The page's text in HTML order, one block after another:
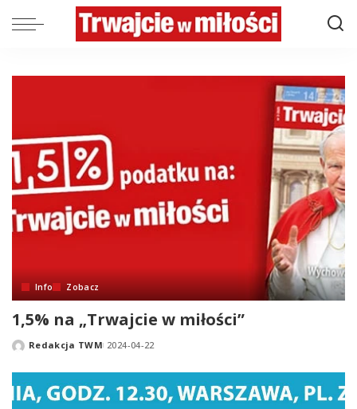
Info Zobacz
1,5% na „Trwajcie w miłości”
PostedRedakcja TWM 2024-04-22